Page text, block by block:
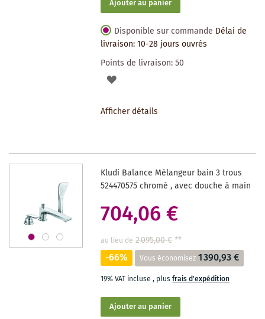
Ajouter au panier
Disponible sur commande Délai de
livraison: 10-28 jours ouvrés
Points de livraison:50
AJOUTER
SOUHAITS
Afficher détails
Kludi Balance Mélangeur bain 3 trous
524470575 chromé , avec douche à main
704,06 €
au lieu de 2 095,00 €**
-66% Vous économisez 1 390,93 €
19% VAT incluse, plusfrais d'expédition
Ajouter au panier